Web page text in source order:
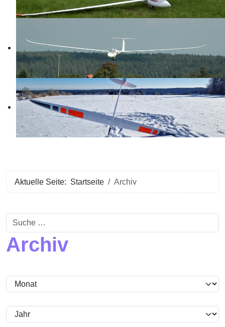
Aktuelle Seite: Startseite Archiv
Suchen
Archiv